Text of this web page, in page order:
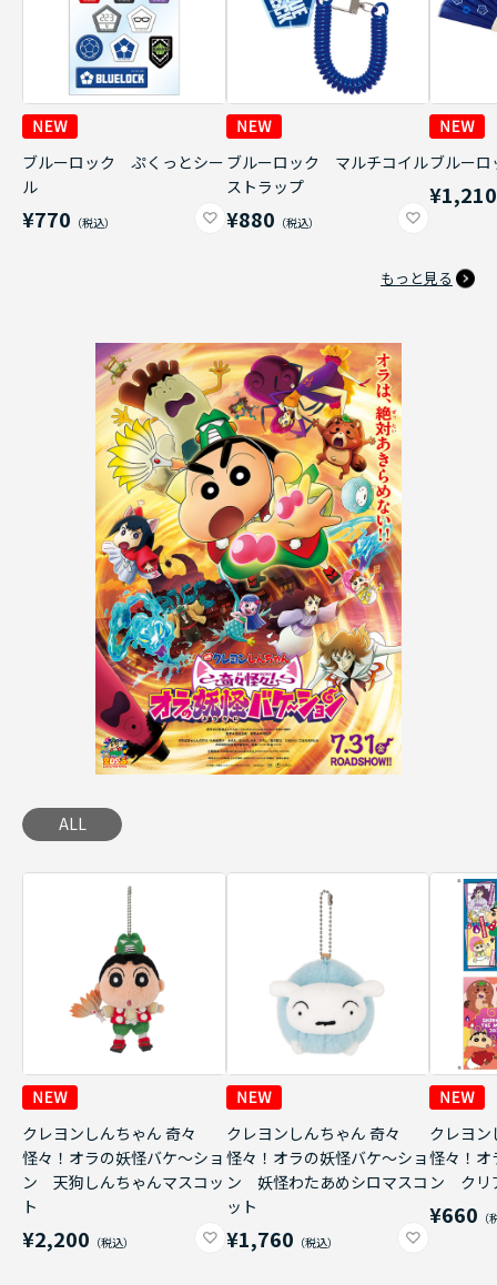
ブルーロック ぷくっとシー
ル
¥770
ブルーロック マルチコイル
ストラップ
¥880
ブルー
¥1,210
もっと見る
ALL
クレヨンしんちゃん 奇々
怪々！オラの妖怪バケ～ショ
ン 天狗しんちゃんマスコッ
ト
¥2,200
クレヨンしんちゃん 奇々
怪々！オラの妖怪バケ～ショ
ン 妖怪わたあめシロマスコ
ット
¥1,760
クレヨン
怪々！オ
ン クリ
¥660